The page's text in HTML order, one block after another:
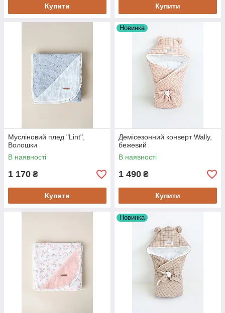
Купити Купити
Мусліновий плед "Lint",
Волошки
В наявності
1 170 ₴
Купити
Новинка
Демісезонний конверт Wally,
бежевий
В наявності
1 490 ₴
Купити
Новинка